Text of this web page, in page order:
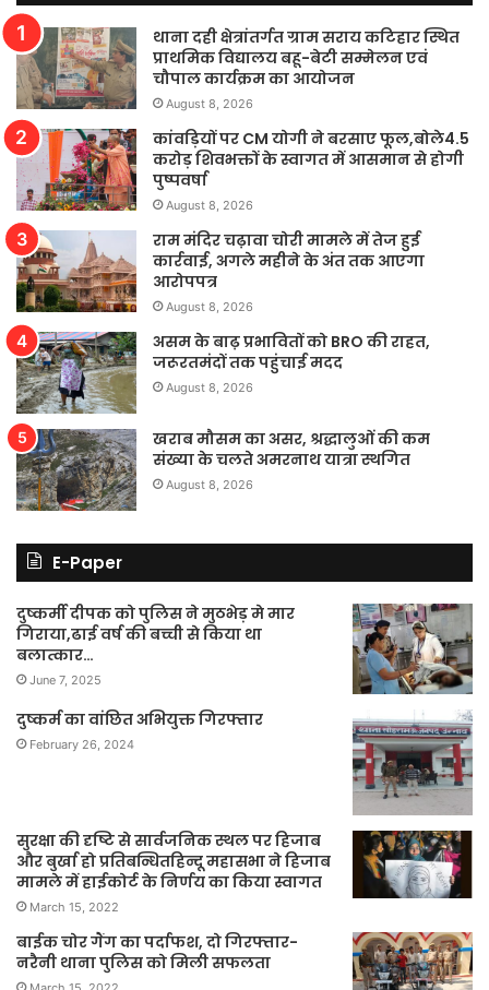
थाना दही क्षेत्रांतर्गत ग्राम सराय कटिहार स्थित
प्राथमिक विद्यालय बहू-बेटी सम्मेलन एवं
चौपाल कार्यक्रम का आयोजन
August 8, 2026
कांवड़ियों पर CM योगी ने बरसाए फूल,बोले4.5
करोड़ शिवभक्तों के स्वागत में आसमान से होगी
पुष्पवर्षा
August 8, 2026
राम मंदिर चढ़ावा चोरी मामले में तेज हुई
कार्रवाई, अगले महीने के अंत तक आएगा
आरोपपत्र
August 8, 2026
असम के बाढ़ प्रभावितों को BRO की राहत,
जरूरतमंदों तक पहुंचाई मदद
August 8, 2026
खराब मौसम का असर, श्रद्धालुओं की कम
संख्या के चलते अमरनाथ यात्रा स्थगित
August 8, 2026
E-Paper
दुष्कर्मी दीपक को पुलिस ने मुठभेड़ मे मार
गिराया,ढाई वर्ष की बच्ची से किया था
बलात्कार…
June 7, 2025
दुष्कर्म का वांछित अभियुक्त गिरफ्तार
February 26, 2024
सुरक्षा की दृष्टि से सार्वजनिक स्थल पर हिजाब
और बुर्खा हो प्रतिबन्धितहिन्दू महासभा ने हिजाब
मामले में हाईकोर्ट के निर्णय का किया स्वागत
March 15, 2022
बाईक चोर गैंग का पर्दाफश, दो गिरफ्तार-
नरैनी थाना पुलिस को मिली सफलता